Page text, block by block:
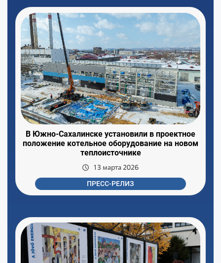
В Южно-Сахалинске установили в проектное
положение котельное оборудование на новом
теплоисточнике
13 марта 2026
ПРЕСС-РЕЛИЗ